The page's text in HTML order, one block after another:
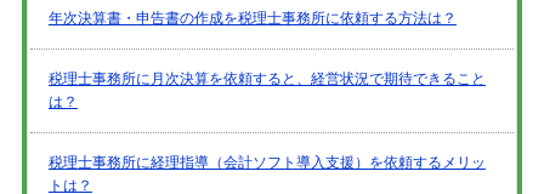
年次決算書・申告書の作成を税理士事務所に依頼する方法は？
税理士事務所に月次決算を依頼すると、経営状況で期待できること
は？
税理士事務所に経理指導（会計ソフト導入支援）を依頼するメリッ
トは？